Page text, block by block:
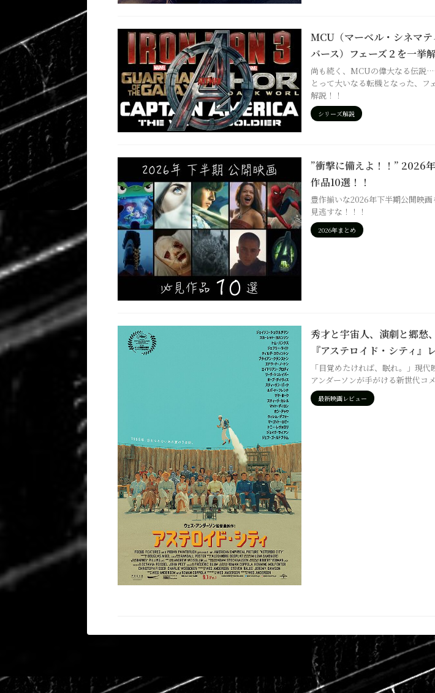
MCU（マーベル・シネマテ
バース）フェーズ２を一挙
尚も続く、MCUの偉大なる伝説
とって大いなる転機となった、フ
解説！！
シリーズ解説
”衝撃に備えよ！！” 2026
作品10選！！
豊作揃いな2026年下半期公開映
見逃すな！！！
2026年まとめ
秀才と宇宙人、演劇と郷愁
『アステロイド・シティ』
「目覚めたければ、眠れ。」現代
アンダーソンが手がける新世代コメ
最新映画レビュー